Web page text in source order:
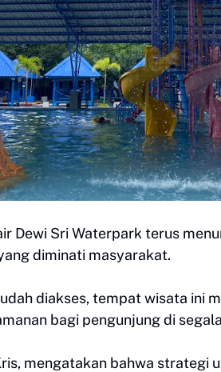
Dewi Sri Waterpark terus
diminati masyarakat.
diakses, tempat wisata ini
bagi pengunjung di
mengatakan bahwa strategi